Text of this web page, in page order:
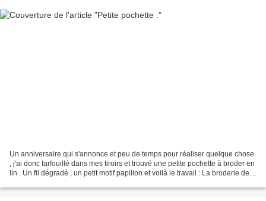
Un anniversaire qui s'annonce et peu de temps pour réaliser quelque chose
, j'ai donc farfouillé dans mes tiroirs et trouvé une petite pochette à broder en
lin . Un fil dégradé , un petit motif papillon et voilà le travail : La broderie de